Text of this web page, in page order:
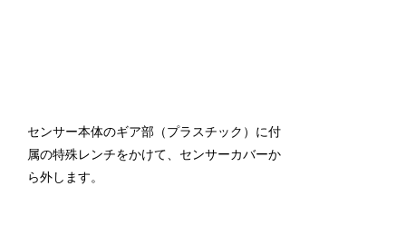
センサー本体のギア部（プラスチック）に付
属の特殊レンチをかけて、センサーカバーか
ら外します。